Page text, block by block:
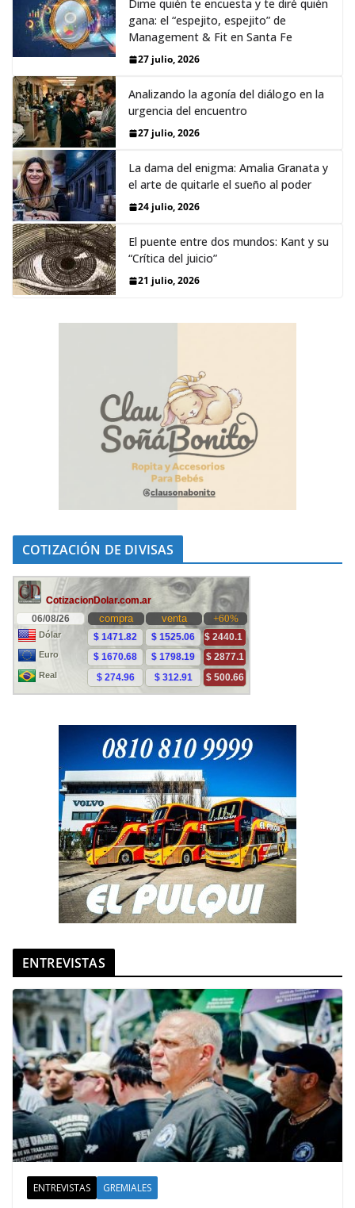
Dime quién te encuesta y te diré quién
gana: el “espejito, espejito” de
Management & Fit en Santa Fe
27 julio, 2026
Analizando la agonía del diálogo en la
urgencia del encuentro
27 julio, 2026
La dama del enigma: Amalia Granata y
el arte de quitarle el sueño al poder
24 julio, 2026
El puente entre dos mundos: Kant y su
“Crítica del juicio”
21 julio, 2026
COTIZACIÓN DE DIVISAS
ENTREVISTAS
ENTREVISTAS GREMIALES